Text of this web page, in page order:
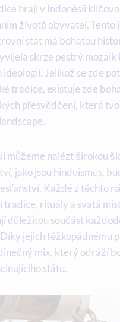
hrají v Indonésii
životě obyvatel. Tento
stát má bohatou
skrze pestrý mozaik
ideologií. Jelikož se zde
tradice, existuje zde
přesvědčení, která
můžeme nalézt širokou
jako jsou hinduismus,
Každé z těchto
tradice, rituály a svatá
důležitou součást
jejich těžkopádnému
mix, který odráží
státu.